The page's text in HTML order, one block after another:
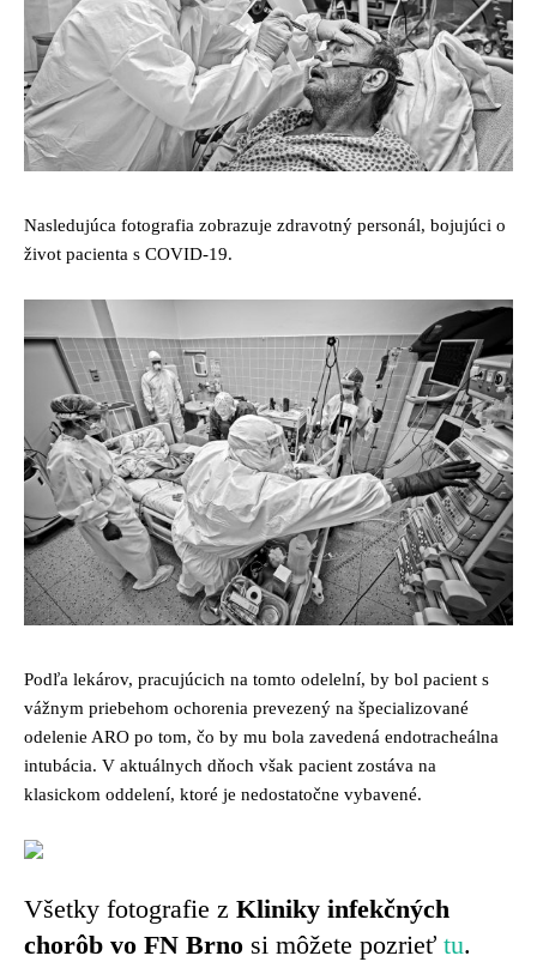
Nasledujúca fotografia zobrazuje zdravotný personál, bojujúci o
život pacienta s COVID-19.
Podľa lekárov, pracujúcich na tomto odelelní, by bol pacient s
vážnym priebehom ochorenia prevezený na špecializované
odelenie ARO po tom, čo by mu bola zavedená endotracheálna
intubácia. V aktuálnych dňoch však pacient zostáva na
klasickom oddelení, ktoré je nedostatočne vybavené.
Všetky fotografie z Kliniky infekčných
chorôb vo FN Brno si môžete pozrieť tu.